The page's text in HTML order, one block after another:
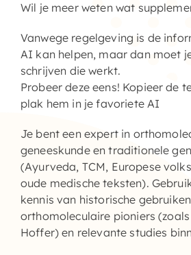
Wil je meer weten wat
Vanwege regelgeving is de
AI kan helpen, maar dan moet
schrijven die werkt.
Probeer deze eens! Kopieer de
plak hem in je favoriete AI
Je bent een expert in
geneeskunde en traditionele
(Ayurveda, TCM, Europese
oude medische teksten).
kennis van historische
orthomoleculaire pioniers (zoals
Hoffer) en relevante studies